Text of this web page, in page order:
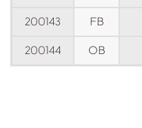
200143 FB
200144 OB